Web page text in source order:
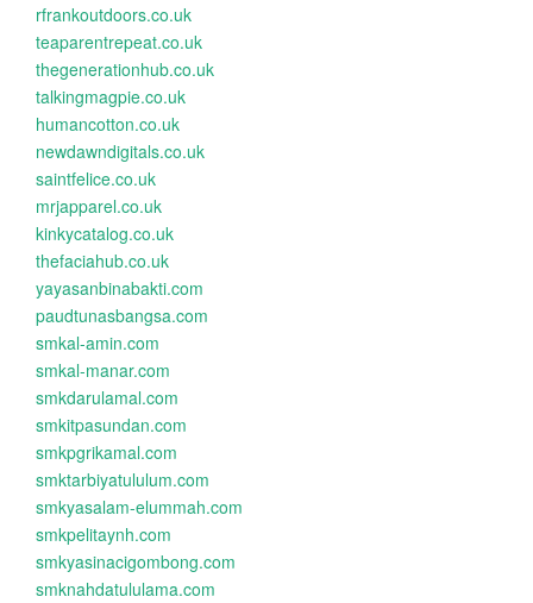
rfrankoutdoors.co.uk
teaparentrepeat.co.uk
thegenerationhub.co.uk
talkingmagpie.co.uk
humancotton.co.uk
newdawndigitals.co.uk
saintfelice.co.uk
mrjapparel.co.uk
kinkycatalog.co.uk
thefaciahub.co.uk
yayasanbinabakti.com
paudtunasbangsa.com
smkal-amin.com
smkal-manar.com
smkdarulamal.com
smkitpasundan.com
smkpgrikamal.com
smktarbiyatululum.com
smkyasalam-elummah.com
smkpelitaynh.com
smkyasinacigombong.com
smknahdatululama.com